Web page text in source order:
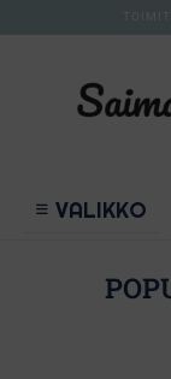
VALIKKO